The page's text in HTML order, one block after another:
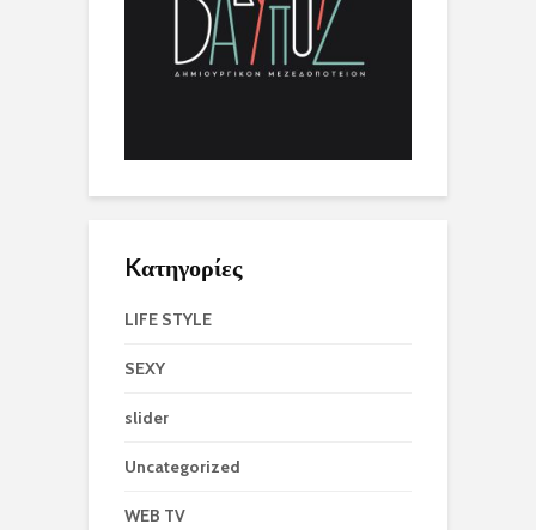
Kατηγορίες
LIFE STYLE
SEXY
slider
Uncategorized
WEB TV